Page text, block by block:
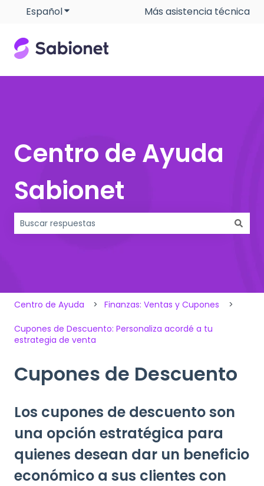
EspañolTraducciones de Mostrar submenú de
Más asistencia técnica
Centro de Ayuda
Sabionet
Centro de Ayuda Finanzas: Ventas y Cupones
Cupones de Descuento: Personaliza acordé a tu
estrategia de venta
Cupones de Descuento
Los cupones de descuento son
una opción estratégica para
quienes desean dar un beneficio
económico a sus clientes con